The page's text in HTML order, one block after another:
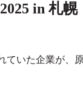
in 札幌
ていた企業が、